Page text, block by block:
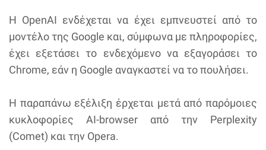
Η OpenAI ενδέχεται να έχει εμπνευστεί από το
μοντέλο της Google και, σύμφωνα με πληροφορίες,
έχει εξετάσει το ενδεχόμενο να εξαγοράσει το
Chrome, εάν η Google αναγκαστεί να το πουλήσει.
Η παραπάνω εξέλιξη έρχεται μετά από παρόμοιες
κυκλοφορίες AI-browser από την Perplexity
(Comet) και την Opera.